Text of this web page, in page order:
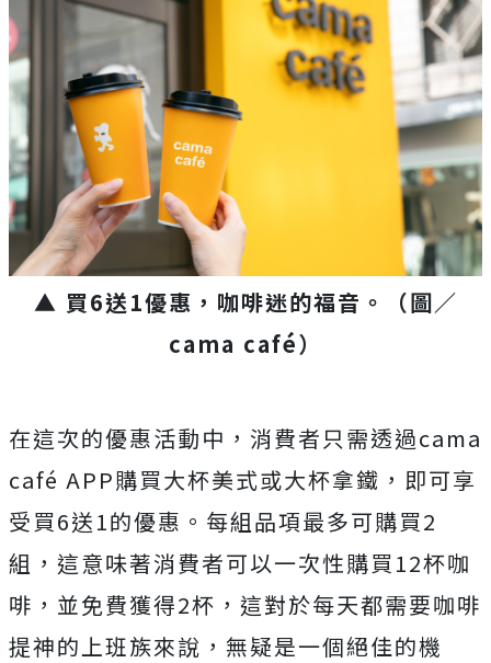
▲ 買6送1優惠，咖啡迷的福音。（圖／
cama café）
在這次的優惠活動中，消費者只需透過cama
café APP購買大杯美式或大杯拿鐵，即可享
受買6送1的優惠。每組品項最多可購買2
組，這意味著消費者可以一次性購買12杯咖
啡，並免費獲得2杯，這對於每天都需要咖啡
提神的上班族來說，無疑是一個絕佳的機